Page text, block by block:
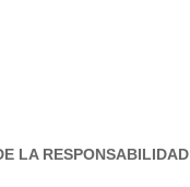
LA RESPONSABILIDAD